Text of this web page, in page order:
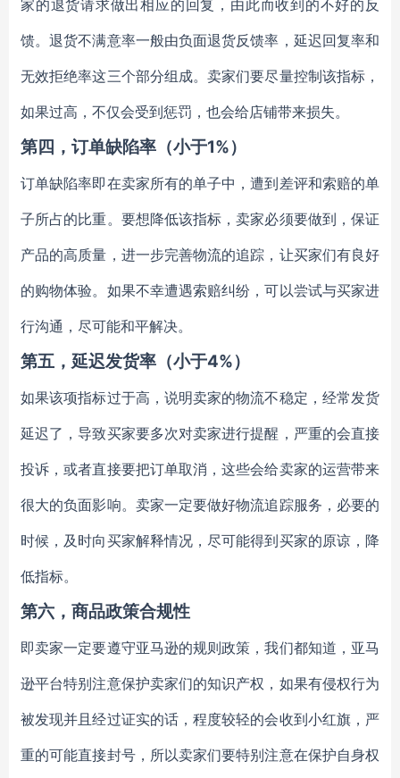
家的退货请求做出相应的回复，由此而收到的不好的反
馈。退货不满意率一般由负面退货反馈率，延迟回复率和
无效拒绝率这三个部分组成。卖家们要尽量控制该指标，
如果过高，不仅会受到惩罚，也会给店铺带来损失。
第四，订单缺陷率（小于1%）
订单缺陷率即在卖家所有的单子中，遭到差评和索赔的单
子所占的比重。要想降低该指标，卖家必须要做到，保证
产品的高质量，进一步完善物流的追踪，让买家们有良好
的购物体验。如果不幸遭遇索赔纠纷，可以尝试与买家进
行沟通，尽可能和平解决。
第五，延迟发货率（小于4%）
如果该项指标过于高，说明卖家的物流不稳定，经常发货
延迟了，导致买家要多次对卖家进行提醒，严重的会直接
投诉，或者直接要把订单取消，这些会给卖家的运营带来
很大的负面影响。卖家一定要做好物流追踪服务，必要的
时候，及时向买家解释情况，尽可能得到买家的原谅，降
低指标。
第六，商品政策合规性
即卖家一定要遵守亚马逊的规则政策，我们都知道，亚马
逊平台特别注意保护卖家们的知识产权，如果有侵权行为
被发现并且经过证实的话，程度较轻的会收到小红旗，严
重的可能直接封号，所以卖家们要特别注意在保护自身权